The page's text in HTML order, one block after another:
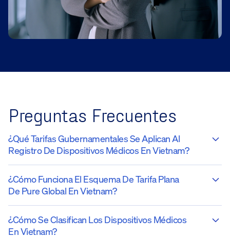
Preguntas Frecuentes
¿Qué Tarifas Gubernamentales Se Aplican Al
Registro De Dispositivos Médicos En Vietnam?
¿Cómo Funciona El Esquema De Tarifa Plana
De Pure Global En Vietnam?
¿Cómo Se Clasifican Los Dispositivos Médicos
En Vietnam?